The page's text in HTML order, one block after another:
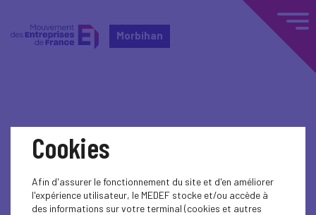
Morbihan
Événements nationaux
EDUCATION-TRAINING
Cookies
Afin d'assurer le fonctionnement du site et d'en améliorer
l'expérience utilisateur, le MEDEF stocke et/ou accède à
des informations sur votre terminal (cookies et autres